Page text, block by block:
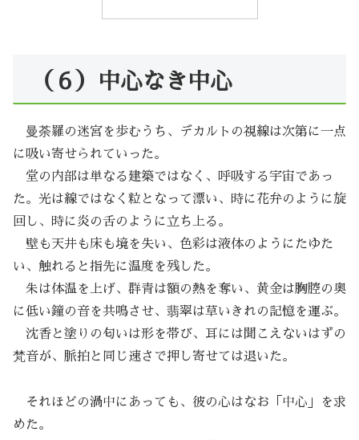
（６）中心なき中心
曼荼羅の迷宮を歩むうち、デカルトの視線は次第に一点
に吸い寄せられていった。
堂の内部は単なる建築ではなく、呼吸する宇宙であっ
た。光は線ではなく粒となって漂い、時に花弁のように旋
回し、時に炎の舌のように立ち上る。
壁も天井も床も境を失い、色彩は液体のようにたゆた
い、触れると指先に温度を残した。
朱は体温を上げ、群青は額の熱を奪い、黄金は胸腔の奥
に低い鐘の音を共鳴させ、翡翠は草いきれの記憶を運ぶ。
沈香と塗りの匂いは形を帯び、耳には聞こえないはずの
梵音が、脈拍と同じ速さで押し寄せては退いた。
それほどの渦中にあっても、彼の心はなお「中心」を求
めた。